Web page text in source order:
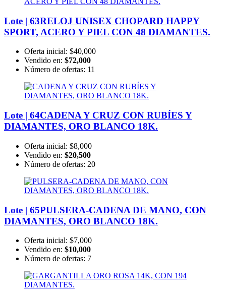
Lote | 63RELOJ UNISEX CHOPARD HAPPY
SPORT, ACERO Y PIEL CON 48 DIAMANTES.
Oferta inicial: $40,000
Vendido en: $72,000
Número de ofertas: 11
Lote | 64CADENA Y CRUZ CON RUBÍES Y
DIAMANTES, ORO BLANCO 18K.
Oferta inicial: $8,000
Vendido en: $20,500
Número de ofertas: 20
Lote | 65PULSERA-CADENA DE MANO, CON
DIAMANTES, ORO BLANCO 18K.
Oferta inicial: $7,000
Vendido en: $10,000
Número de ofertas: 7